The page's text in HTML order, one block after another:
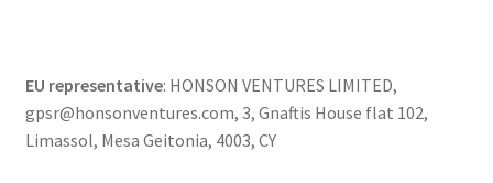
EU representative: HONSON VENTURES LIMITED,
gpsr@honsonventures.com, 3, Gnaftis House flat 102,
Limassol, Mesa Geitonia, 4003, CY